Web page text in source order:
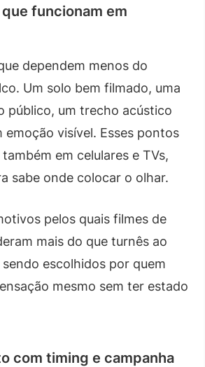
funcionam em
dependem menos do
Um solo bem filmado, uma
público, um trecho acústico
emoção visível. Esses pontos
em celulares e TVs,
sabe onde colocar o olhar.
pelos quais filmes de
mais do que turnês ao
escolhidos por quem
mesmo sem ter estado
com timing e campanha